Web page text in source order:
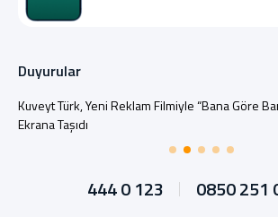
Duyurular
Kuveyt Türk, Yeni Reklam Filmiyle “Bana Göre
Ekrana Taşıdı
444 0 123 0850 251